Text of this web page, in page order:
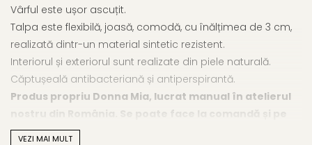
Vârful este ușor ascuțit.
Talpa este flexibilă, joasă, comodă, cu înălțimea de 3 cm,
realizată dintr-un material sintetic rezistent.
Interiorul și exteriorul sunt realizate din piele naturală.
Căptușeală antibacteriană și antiperspirantă.
Produs propriu Donna Mia, lucrat manual în atelierul
nostru din România. Se poate face la comandă și pe
alte tipuri și culori de piele naturală.
VEZI MAI MULT